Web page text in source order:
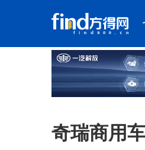
奇瑞商用